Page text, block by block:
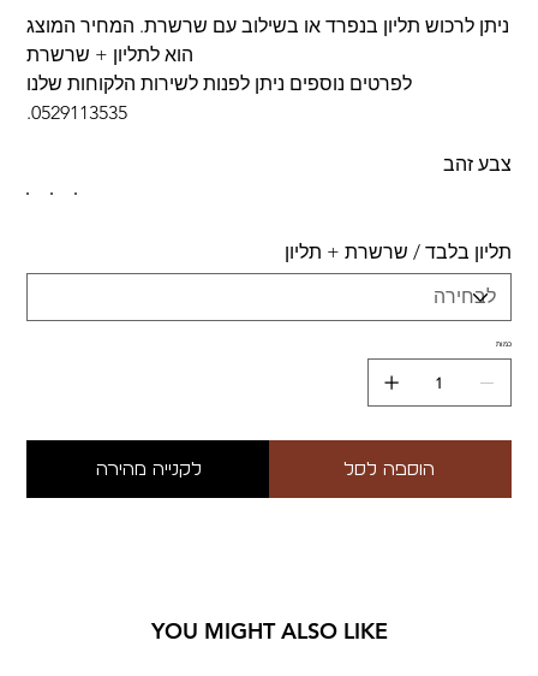
ניתן לרכוש תליון בנפרד או בשילוב עם שרשרת. המחיר המוצג
הוא לתליון + שרשרת
לפרטים נוספים ניתן לפנות לשירות הלקוחות שלנו
0529113535.
צבע זהב
תליון בלבד / שרשרת + תליון
כמות
הוספה לסל לקנייה מהירה
YOU MIGHT ALSO LIKE